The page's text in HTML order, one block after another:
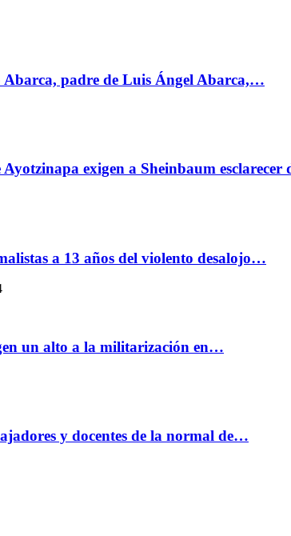
Abarca, padre de Luis Ángel Abarca,…
Ayotzinapa exigen a Sheinbaum
a 13 años del violento desalojo…
un alto a la militarización en…
y docentes de la normal de…